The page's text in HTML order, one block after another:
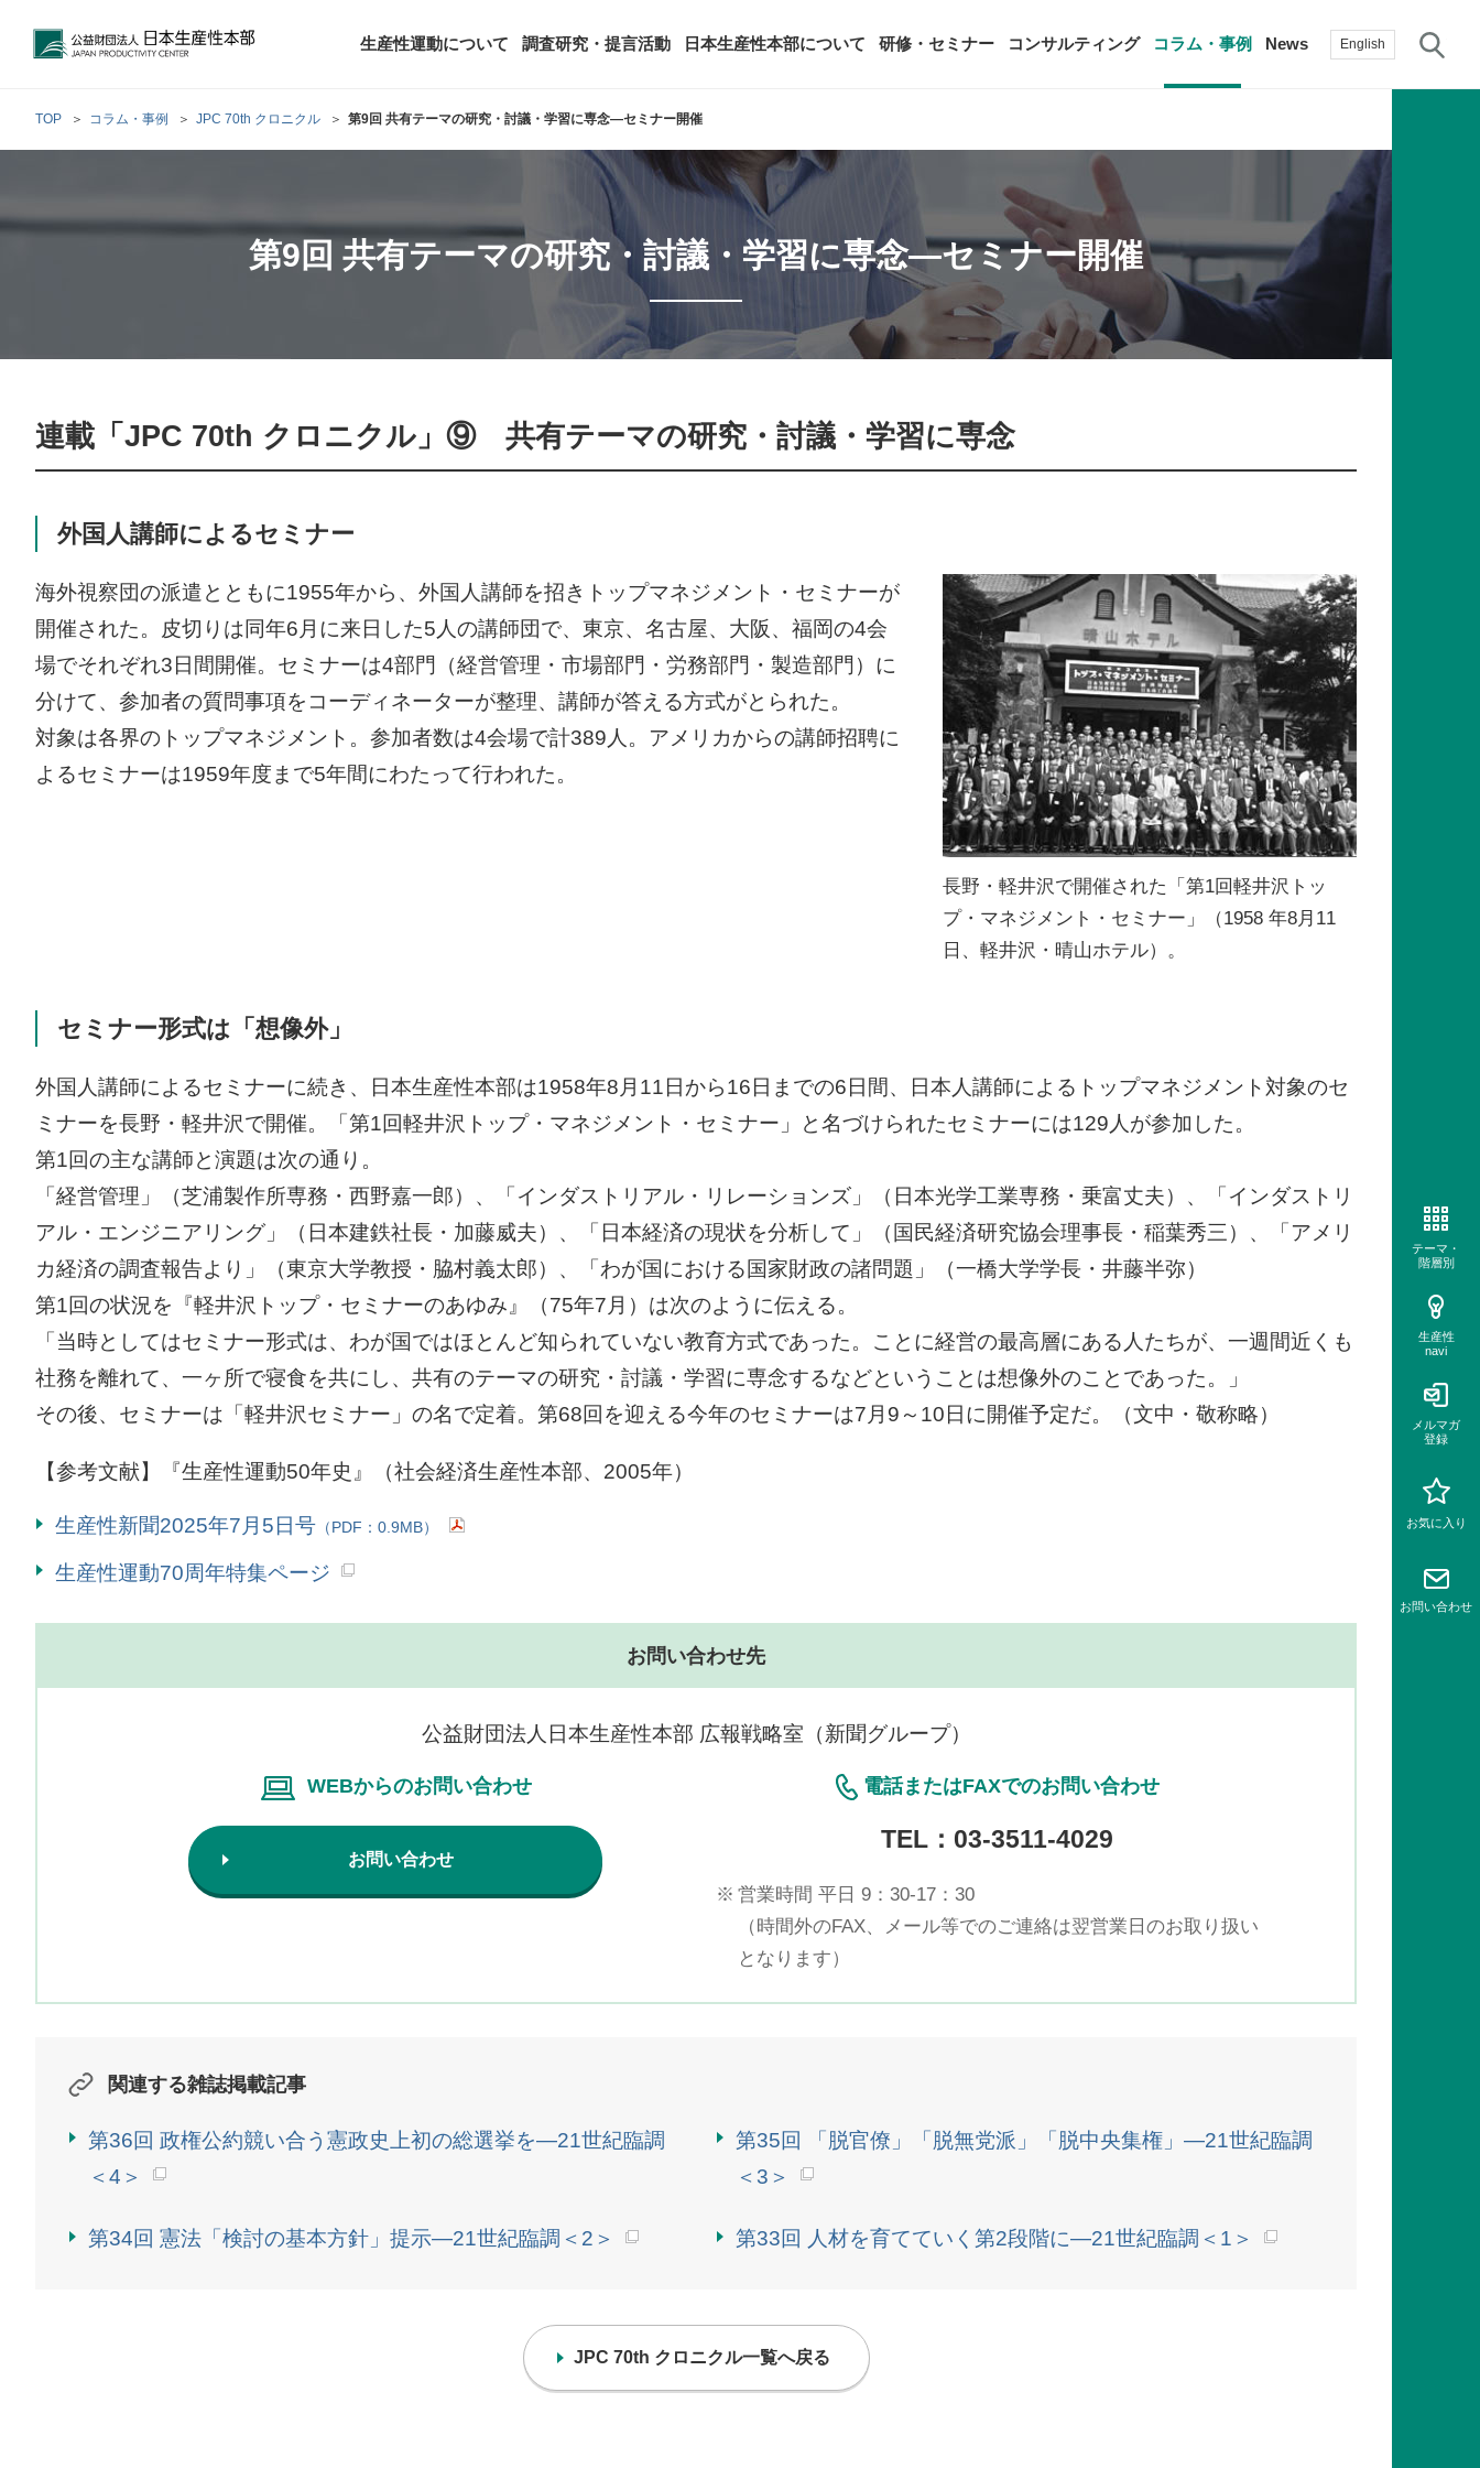
公益財団法人日本生産性本部 English
生産性運動について
調査研究・提言活動 日本生産性本部について 研修・セミナー コンサルティング コラム・事例 News
生産性とは
年頭会長所感
生産性シンポジウム
国際連携・国際交流活動
活動組織
過去の活動実績
生産性新聞
綱領・宣言集
生産性白書
調査研究・提言活動
最新の調査研究・提言活動
生産性に関する研究
働く人のメンタルヘルスに関する調査
顧客満足度調査（JCSI）
レジャー白書
雇用・賃金に関する調査研究・提言
自治体に関する調査研究・提言
その他の調査研究・提言
評議員・理事・監事一覧
定款および業務・財務に関する資料
SDGsへの取り組み
日本生産性本部とは
全国の生産性機関
賛助会員
採用情報
書籍
手帳
研修・セミナー
階層別研修
テーマ別研修
来月の研修・セミナー
アーカイブ研修・セミナー
オーダーメイド研修（企業内研修）
主な研修会場地図
コンサルティング 経営コンサルタント養成事業
コンサルタント紹介
経営コンサルタント候補について
TOP コラム・事例 JPC 70th クロニクル 第9回 共有テーマの研究・討議・学習に専念―セミナー開催
第9回 共有テーマの研究・討議・学習に専念―セミナー開催
連載「JPC 70th クロニクル」⑨ 共有テーマの研究・討議・学習に専念
外国人講師によるセミナー
長野・軽井沢で開催された「第1回軽井沢トッ
プ・マネジメント・セミナー」（1958 年8月11
日、軽井沢・晴山ホテル）。
海外視察団の派遣とともに1955年から、外国人講師を招きトップマネジメント・セミナーが
開催された。皮切りは同年6月に来日した5人の講師団で、東京、名古屋、大阪、福岡の4会
場でそれぞれ3日間開催。セミナーは4部門（経営管理・市場部門・労務部門・製造部門）に
分けて、参加者の質問事項をコーディネーターが整理、講師が答える方式がとられた。
対象は各界のトップマネジメント。参加者数は4会場で計389人。アメリカからの講師招聘に
よるセミナーは1959年度まで5年間にわたって行われた。
セミナー形式は「想像外」
外国人講師によるセミナーに続き、日本生産性本部は1958年8月11日から16日までの6日間、日本人講師によるトップマネジメント対象のセ
ミナーを長野・軽井沢で開催。「第1回軽井沢トップ・マネジメント・セミナー」と名づけられたセミナーには129人が参加した。
第1回の主な講師と演題は次の通り。
「経営管理」（芝浦製作所専務・西野嘉一郎）、「インダストリアル・リレーションズ」（日本光学工業専務・乗富丈夫）、「インダストリ
アル・エンジニアリング」（日本建鉄社長・加藤威夫）、「日本経済の現状を分析して」（国民経済研究協会理事長・稲葉秀三）、「アメリ
カ経済の調査報告より」（東京大学教授・脇村義太郎）、「わが国における国家財政の諸問題」（一橋大学学長・井藤半弥）
第1回の状況を『軽井沢トップ・セミナーのあゆみ』（75年7月）は次のように伝える。
「当時としてはセミナー形式は、わが国ではほとんど知られていない教育方式であった。ことに経営の最高層にある人たちが、一週間近くも
社務を離れて、一ヶ所で寝食を共にし、共有のテーマの研究・討議・学習に専念するなどということは想像外のことであった。」
その後、セミナーは「軽井沢セミナー」の名で定着。第68回を迎える今年のセミナーは7月9～10日に開催予定だ。（文中・敬称略）
【参考文献】『生産性運動50年史』（社会経済生産性本部、2005年）
生産性新聞2025年7月5日号 （PDF：0.9MB）
生産性運動70周年特集ページ
お問い合わせ先
公益財団法人日本生産性本部 広報戦略室（新聞グループ）
WEBからのお問い合わせ
お問い合わせ
電話またはFAXでのお問い合わせ
TEL： 03-3511-4029
※ 営業時間 平日 9：30-17：30
（時間外のFAX、メール等でのご連絡は翌営業日のお取り扱い
となります）
関連する雑誌掲載記事
第36回 政権公約競い合う憲政史上初の総選挙を―21世紀臨調
＜4＞
第35回 「脱官僚」「脱無党派」「脱中央集権」―21世紀臨調
＜3＞
第34回 憲法「検討の基本方針」提示―21世紀臨調＜2＞ 第33回 人材を育てていく第2段階に―21世紀臨調＜1＞
JPC 70th クロニクル一覧へ戻る
テーマ・
階層別
生産性
navi
メルマガ
登録
お気に入り
お問い合わせ